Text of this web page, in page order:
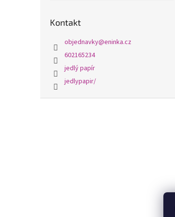
Kontakt
objednavky@eninka.cz
602165234
jedlý papír
jedlypapir/